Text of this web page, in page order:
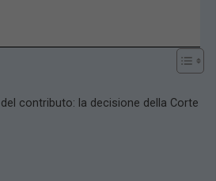
contributo: la decisione della Corte